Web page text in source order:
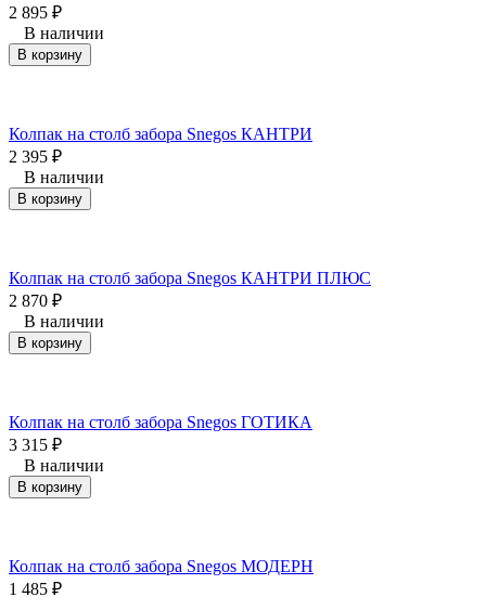
2 895 ₽
В наличии
В корзину
Колпак на столб забора Snegos КАНТРИ
2 395 ₽
В наличии
В корзину
Колпак на столб забора Snegos КАНТРИ ПЛЮС
2 870 ₽
В наличии
В корзину
Колпак на столб забора Snegos ГОТИКА
3 315 ₽
В наличии
В корзину
Колпак на столб забора Snegos МОДЕРН
1 485 ₽